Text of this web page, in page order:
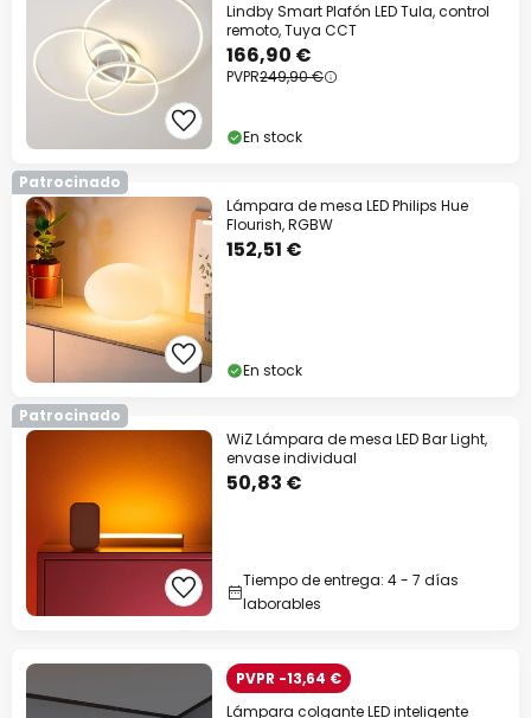
Lindby Smart Plafón LED Tula, control
remoto, Tuya CCT
166,90 €
PVPR249,90 €
En stock
Patrocinado
Lámpara de mesa LED Philips Hue
Flourish, RGBW
152,51 €
En stock
Patrocinado
WiZ Lámpara de mesa LED Bar Light,
envase individual
50,83 €
Tiempo de entrega: 4 - 7 días
laborables
PVPR -13,64 €
Lámpara colgante LED inteligente